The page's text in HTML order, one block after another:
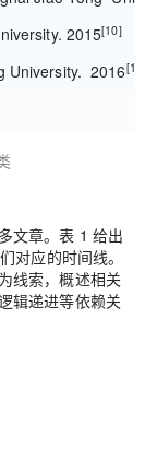
2015[10]
University. 2016[11]
文章。表 1 给出
对应的时间线。
线索，概述相关
辑递进等依赖关